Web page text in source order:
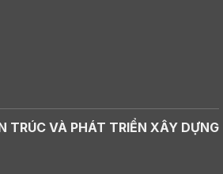
TRÚC VÀ PHÁT TRIỂN XÂY DỰNG